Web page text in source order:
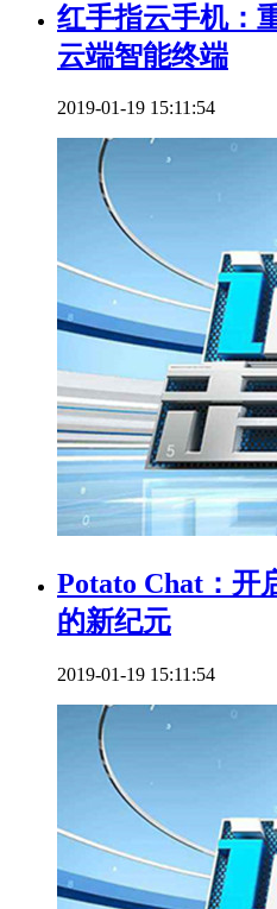
红手指云手机：
云端智能终端
2019-01-19 15:11:54
Potato Chat：开
的新纪元
2019-01-19 15:11:54